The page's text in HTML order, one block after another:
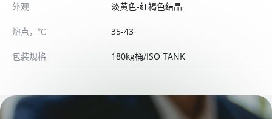
外观 淡黄色-红褐色结晶
熔点，℃ 35-43
包装规格 180kg桶/ISO TANK